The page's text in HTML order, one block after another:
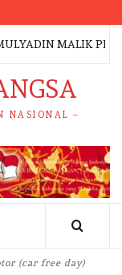
PIMPIN
NASIONAL –
(car free day)